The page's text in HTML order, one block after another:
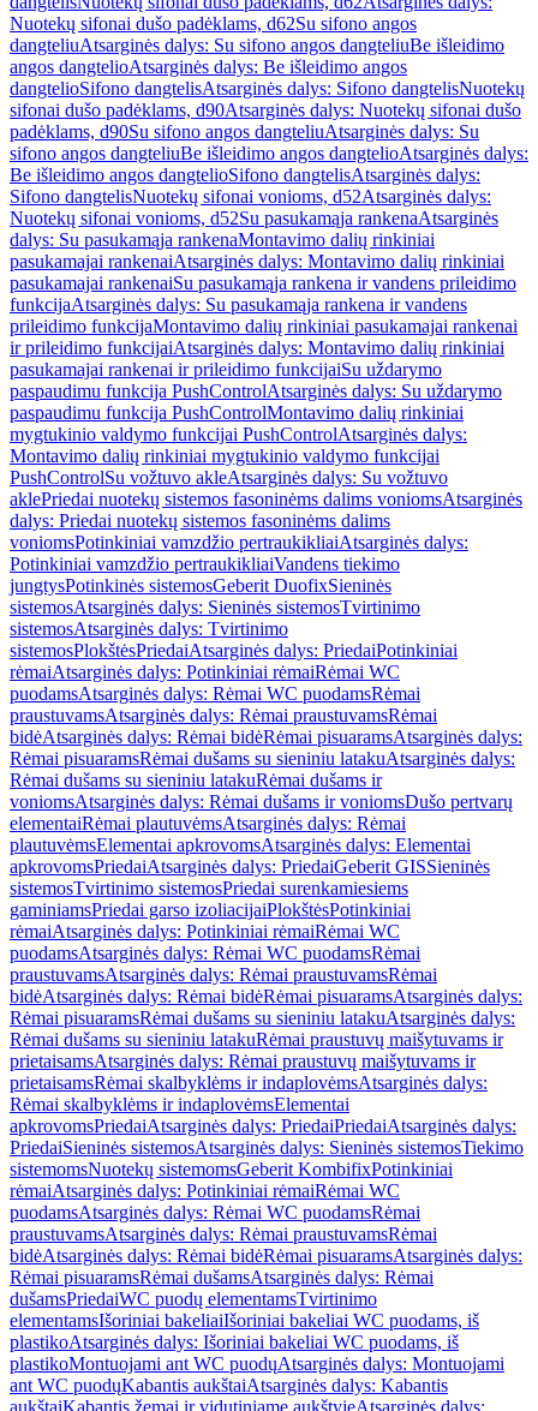
Nuotekų sifonai dušo padėklams, d62Su sifono angos
dangteliuAtsarginės dalys: Su sifono angos dangteliuBe išleidimo
angos dangtelioAtsarginės dalys: Be išleidimo angos
dangtelioSifono dangtelisAtsarginės dalys: Sifono dangtelisNuotekų
sifonai dušo padėklams, d90Atsarginės dalys: Nuotekų sifonai dušo
padėklams, d90Su sifono angos dangteliuAtsarginės dalys: Su
sifono angos dangteliuBe išleidimo angos dangtelioAtsarginės dalys:
Be išleidimo angos dangtelioSifono dangtelisAtsarginės dalys:
Sifono dangtelisNuotekų sifonai vonioms, d52Atsarginės dalys:
Nuotekų sifonai vonioms, d52Su pasukamąja rankenaAtsarginės
dalys: Su pasukamąja rankenaMontavimo dalių rinkiniai
pasukamajai rankenaiAtsarginės dalys: Montavimo dalių rinkiniai
pasukamajai rankenaiSu pasukamąja rankena ir vandens prileidimo
funkcijaAtsarginės dalys: Su pasukamąja rankena ir vandens
prileidimo funkcijaMontavimo dalių rinkiniai pasukamajai rankenai
ir prileidimo funkcijaiAtsarginės dalys: Montavimo dalių rinkiniai
pasukamajai rankenai ir prileidimo funkcijaiSu uždarymo
paspaudimu funkcija PushControlAtsarginės dalys: Su uždarymo
paspaudimu funkcija PushControlMontavimo dalių rinkiniai
mygtukinio valdymo funkcijai PushControlAtsarginės dalys:
Montavimo dalių rinkiniai mygtukinio valdymo funkcijai
PushControlSu vožtuvo akleAtsarginės dalys: Su vožtuvo
aklePriedai nuotekų sistemos fasoninėms dalims voniomsAtsarginės
dalys: Priedai nuotekų sistemos fasoninėms dalims
voniomsPotinkiniai vamzdžio pertraukikliaiAtsarginės dalys:
Potinkiniai vamzdžio pertraukikliaiVandens tiekimo
jungtysPotinkinės sistemosGeberit DuofixSieninės
sistemosAtsarginės dalys: Sieninės sistemosTvirtinimo
sistemosAtsarginės dalys: Tvirtinimo
sistemosPlokštėsPriedaiAtsarginės dalys: PriedaiPotinkiniai
rėmaiAtsarginės dalys: Potinkiniai rėmaiRėmai WC
puodamsAtsarginės dalys: Rėmai WC puodamsRėmai
praustuvamsAtsarginės dalys: Rėmai praustuvamsRėmai
bidėAtsarginės dalys: Rėmai bidėRėmai pisuaramsAtsarginės dalys:
Rėmai pisuaramsRėmai dušams su sieniniu latakuAtsarginės dalys:
Rėmai dušams su sieniniu latakuRėmai dušams ir
voniomsAtsarginės dalys: Rėmai dušams ir voniomsDušo pertvarų
elementaiRėmai plautuvėmsAtsarginės dalys: Rėmai
plautuvėmsElementai apkrovomsAtsarginės dalys: Elementai
apkrovomsPriedaiAtsarginės dalys: PriedaiGeberit GISSieninės
sistemosTvirtinimo sistemosPriedai surenkamiesiems
gaminiamsPriedai garso izoliacijaiPlokštėsPotinkiniai
rėmaiAtsarginės dalys: Potinkiniai rėmaiRėmai WC
puodamsAtsarginės dalys: Rėmai WC puodamsRėmai
praustuvamsAtsarginės dalys: Rėmai praustuvamsRėmai
bidėAtsarginės dalys: Rėmai bidėRėmai pisuaramsAtsarginės dalys:
Rėmai pisuaramsRėmai dušams su sieniniu latakuAtsarginės dalys:
Rėmai dušams su sieniniu latakuRėmai praustuvų maišytuvams ir
prietaisamsAtsarginės dalys: Rėmai praustuvų maišytuvams ir
prietaisamsRėmai skalbyklėms ir indaplovėmsAtsarginės dalys:
Rėmai skalbyklėms ir indaplovėmsElementai
apkrovomsPriedaiAtsarginės dalys: PriedaiPriedaiAtsarginės dalys:
PriedaiSieninės sistemosAtsarginės dalys: Sieninės sistemosTiekimo
sistemomsNuotekų sistemomsGeberit KombifixPotinkiniai
rėmaiAtsarginės dalys: Potinkiniai rėmaiRėmai WC
puodamsAtsarginės dalys: Rėmai WC puodamsRėmai
praustuvamsAtsarginės dalys: Rėmai praustuvamsRėmai
bidėAtsarginės dalys: Rėmai bidėRėmai pisuaramsAtsarginės dalys:
Rėmai pisuaramsRėmai dušamsAtsarginės dalys: Rėmai
dušamsPriedaiWC puodų elementamsTvirtinimo
elementamsIšoriniai bakeliaiIšoriniai bakeliai WC puodams, iš
plastikoAtsarginės dalys: Išoriniai bakeliai WC puodams, iš
plastikoMontuojami ant WC puodųAtsarginės dalys: Montuojami
ant WC puodųKabantis aukštaiAtsarginės dalys: Kabantis
aukštaiKabantis žemai ir vidutiniame aukštyjeAtsarginės dalys: